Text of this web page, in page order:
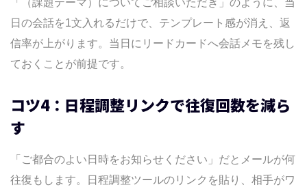
「（課題テーマ）についてご相談いただき」のように、当
日の会話を1文入れるだけで、テンプレート感が消え、返
信率が上がります。当日にリードカードへ会話メモを残し
ておくことが前提です。
コツ4：日程調整リンクで往復回数を減ら
す
「ご都合のよい日時をお知らせください」だとメールが何
往復もします。日程調整ツールのリンクを貼り、相手がワ